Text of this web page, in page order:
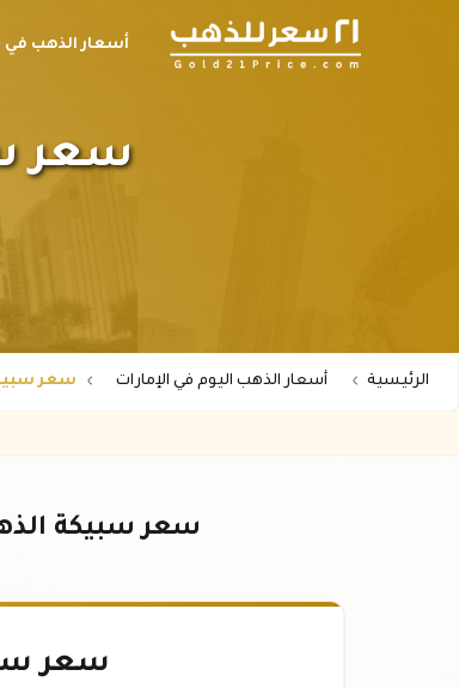
أسعار الذهب في
سعر سبيكة
الرئيسية أسعار الذهب اليوم في الإمارات سعر سبيكة الذهب 100
سعر سبيكة الذهب ١٠٠ جرام عيار ٢١ في
سعر